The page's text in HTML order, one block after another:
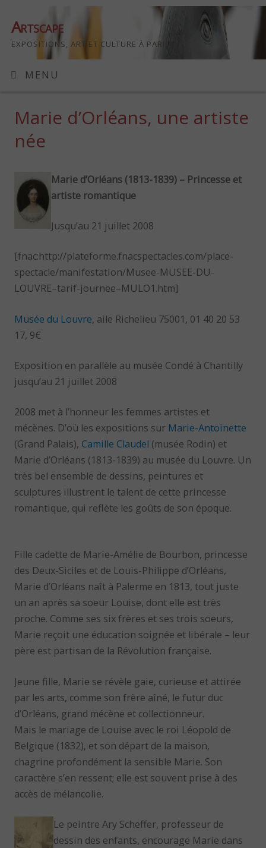
Artscape
EXPOSITIONS, ART ET CULTURE À PARIS
MENU
Marie d’Orléans, une artiste
née
Marie d’Orléans (1813-1839) – Princesse et
artiste romantique
Jusqu’au 21 juillet 2008
[fnac:http://plateforme.fnacspectacles.com/place-
spectacle/manifestation/Musee-MUSEE-DU-
LOUVRE–tarif-journee–MULO1.htm]
Musée du Louvre, aile Richelieu 75001, 01 40 20 53
17, 9€
Exposition en parallèle au musée Condé à Chantilly
jusqu’au 21 juillet 2008
2008 met à l’honneur les femmes artistes et
mécènes. D’où les expositions sur Marie-Antoinette
(Grand Palais), Camille Claudel (musée Rodin) et
Marie d’Orléans (1813-1839) au musée du Louvre. Un
très bel ensemble de dessins, peintures et
sculptures illustrent le talent de cette princesse
romantique, qui reflète les goûts de son époque.
Fille cadette de Marie-Amélie de Bourbon, princesse
des Deux-Siciles et de Louis-Philippe d’Orléans,
Marie d’Orléans naît à Palerme en 1813, tout juste
un an après sa soeur Louise, dont elle est très
proche. Comme ses six frères et ses trois soeurs,
Marie reçoit une éducation soignée et libérale – leur
père est partisan de la Révolution française.
Jeune fille, Marie se révèle gaie, curieuse et attirée
par les arts, comme son frère aîné, le futur duc
d’Orléans, grand mécène et collectionneur.
Mais le mariage de Louise avec le roi Léopold de
Belgique (1832), et son départ de la maison,
chagrine profondément la sensible Marie. Son
caractère s’en ressent; elle est souvent prise à des
accès de mélancolie.
Le peintre Ary Scheffer, professeur de
dessin des enfants, encourage Marie dans